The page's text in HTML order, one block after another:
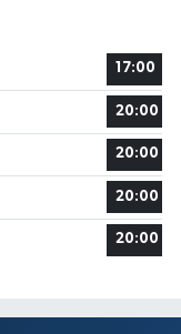
17:00
20:00
20:00
20:00
20:00